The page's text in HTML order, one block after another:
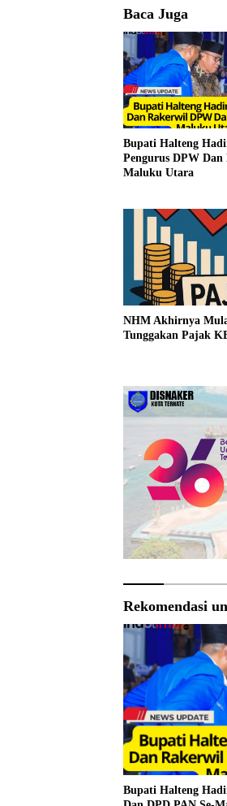
Baca Juga
Bupati Halteng
Pengurus DPW Dan
Maluku Utara
NHM Akhirnya
Tunggakan Pajak
Rekomendasi
Bupati Halteng